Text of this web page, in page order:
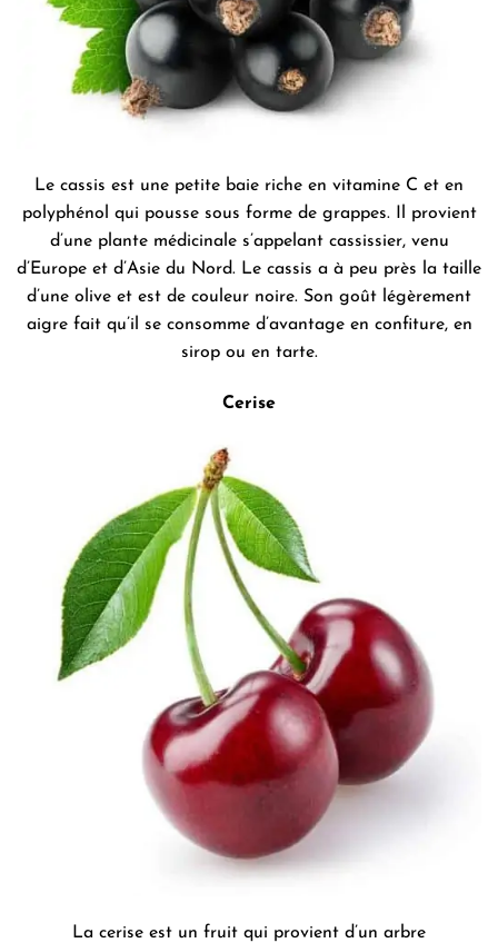
Le cassis est une petite baie riche en vitamine C et en
polyphénol qui pousse sous forme de grappes. Il provient
d’une plante médicinale s’appelant cassissier, venu
d’Europe et d’Asie du Nord. Le cassis a à peu près la taille
d’une olive et est de couleur noire. Son goût légèrement
aigre fait qu’il se consomme d’avantage en confiture, en
sirop ou en tarte.
Cerise
La cerise est un fruit qui provient d’un arbre